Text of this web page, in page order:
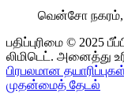
வென்சோ நகரம்,
பதிப்புரிமை ©
லிமிடெட். அனைத்து
பிரபலமான
முதன்மைத் தேடல்